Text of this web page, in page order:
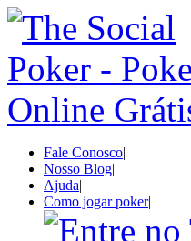
Fale Conosco|
Nosso Blog|
Ajuda|
Como jogar poker|